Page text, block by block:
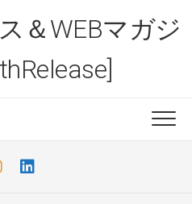
＆WEBマガジ